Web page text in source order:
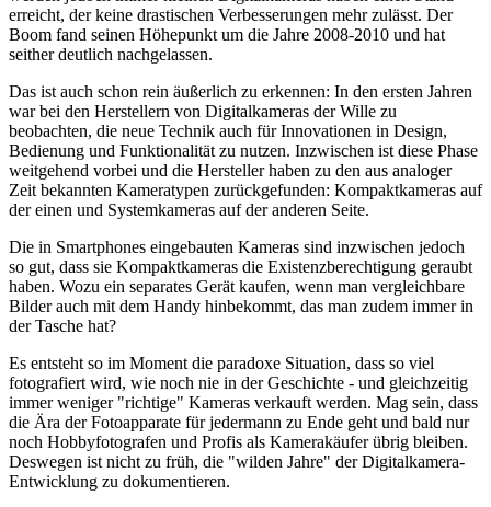
erreicht, der keine drastischen Verbesserungen mehr zulässt. Der
Boom fand seinen Höhepunkt um die Jahre 2008-2010 und hat
seither deutlich nachgelassen.
Das ist auch schon rein äußerlich zu erkennen: In den ersten Jahren
war bei den Herstellern von Digitalkameras der Wille zu
beobachten, die neue Technik auch für Innovationen in Design,
Bedienung und Funktionalität zu nutzen. Inzwischen ist diese Phase
weitgehend vorbei und die Hersteller haben zu den aus analoger
Zeit bekannten Kameratypen zurückgefunden: Kompaktkameras auf
der einen und Systemkameras auf der anderen Seite.
Die in Smartphones eingebauten Kameras sind inzwischen jedoch
so gut, dass sie Kompaktkameras die Existenzberechtigung geraubt
haben. Wozu ein separates Gerät kaufen, wenn man vergleichbare
Bilder auch mit dem Handy hinbekommt, das man zudem immer in
der Tasche hat?
Es entsteht so im Moment die paradoxe Situation, dass so viel
fotografiert wird, wie noch nie in der Geschichte - und gleichzeitig
immer weniger "richtige" Kameras verkauft werden. Mag sein, dass
die Ära der Fotoapparate für jedermann zu Ende geht und bald nur
noch Hobbyfotografen und Profis als Kamerakäufer übrig bleiben.
Deswegen ist nicht zu früh, die "wilden Jahre" der Digitalkamera-
Entwicklung zu dokumentieren.